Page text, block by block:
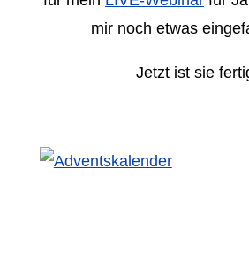
mir noch etwas
Jetzt ist sie